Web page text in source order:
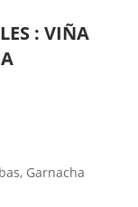
: VIÑA
Garnacha